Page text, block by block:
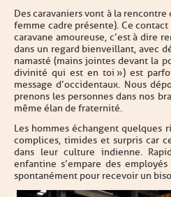
Des caravaniers vont à la
femme cadre présente). Ce
caravane amoureuse, c’est à dire
dans un regard bienveillant, avec
namasté (mains jointes devant la
divinité qui est en toi ») est
message d’occidentaux. Nous
prenons les personnes dans nos
même élan de fraternité.
Les hommes échangent quelques
complices, timides et surpris car
dans leur culture indienne.
enfantine s’empare des
spontanément pour recevoir un